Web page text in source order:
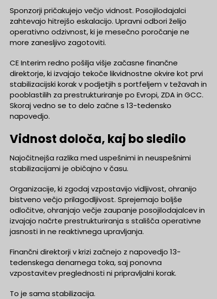
Sponzorji pričakujejo večjo vidnost. Posojilodajalci
zahtevajo hitrejšo eskalacijo. Upravni odbori želijo
operativno odzivnost, ki je mesečno poročanje ne
more zanesljivo zagotoviti.
CE Interim redno pošilja višje začasne finančne
direktorje, ki izvajajo tekoče likvidnostne okvire kot prvi
stabilizacijski korak v podjetjih s portfeljem v težavah in
pooblastilih za prestrukturiranje po Evropi, ZDA in GCC.
Skoraj vedno se to delo začne s 13-tedensko
napovedjo.
Vidnost določa, kaj bo sledilo
Najočitnejša razlika med uspešnimi in neuspešnimi
stabilizacijami je običajno v času.
Organizacije, ki zgodaj vzpostavijo vidljivost, ohranijo
bistveno večjo prilagodljivost. Sprejemajo boljše
odločitve, ohranjajo večje zaupanje posojilodajalcev in
izvajajo načrte prestrukturiranja s stališča operativne
jasnosti in ne reaktivnega upravljanja.
Finančni direktorji v krizi začnejo z napovedjo 13-
tedenskega denarnega toka, saj ponovna
vzpostavitev preglednosti ni pripravljalni korak.
To je sama stabilizacija.